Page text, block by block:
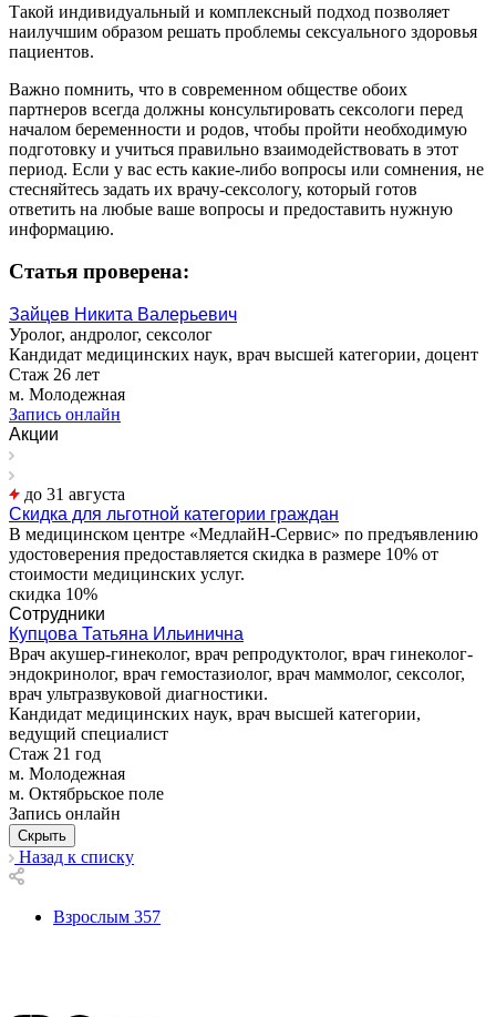
Такой индивидуальный и комплексный подход позволяет
наилучшим образом решать проблемы сексуального здоровья
пациентов.
Важно помнить, что в современном обществе обоих
партнеров всегда должны консультировать сексологи перед
началом беременности и родов, чтобы пройти необходимую
подготовку и учиться правильно взаимодействовать в этот
период. Если у вас есть какие-либо вопросы или сомнения, не
стесняйтесь задать их врачу-сексологу, который готов
ответить на любые ваше вопросы и предоставить нужную
информацию.
Статья проверена:
Зайцев Никита Валерьевич
Уролог, андролог, сексолог
Кандидат медицинских наук, врач высшей категории, доцент
Стаж 26 лет
м. Молодежная
Запись онлайн
Акции
до 31 августа
Скидка для льготной категории граждан
В медицинском центре «МедлайН-Сервис» по предъявлению
удостоверения предоставляется скидка в размере 10% от
стоимости медицинских услуг.
скидка 10%
Сотрудники
Купцова Татьяна Ильинична
Врач акушер-гинеколог, врач репродуктолог, врач гинеколог-
эндокринолог, врач гемостазиолог, врач маммолог, сексолог,
врач ультразвуковой диагностики.
Кандидат медицинских наук, врач высшей категории,
ведущий специалист
Стаж 21 год
м. Молодежная
м. Октябрьское поле
Запись онлайн
Скрыть
Назад к списку
Взрослым 357